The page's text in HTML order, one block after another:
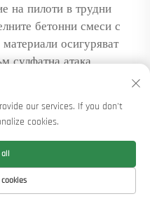
на пилоти в трудни
бетонни смеси с
осигуряват
сулфатна атака,
в сравнение
устойчива на
стомана, пръти с
— удължава
почвени
разтвори и
our services. If you don't
cookies.
all